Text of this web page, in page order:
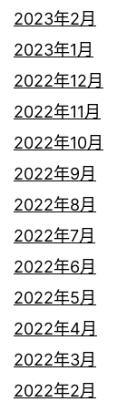
2023年2月
2023年1月
2022年12月
2022年11月
2022年10月
2022年9月
2022年8月
2022年7月
2022年6月
2022年5月
2022年4月
2022年3月
2022年2月